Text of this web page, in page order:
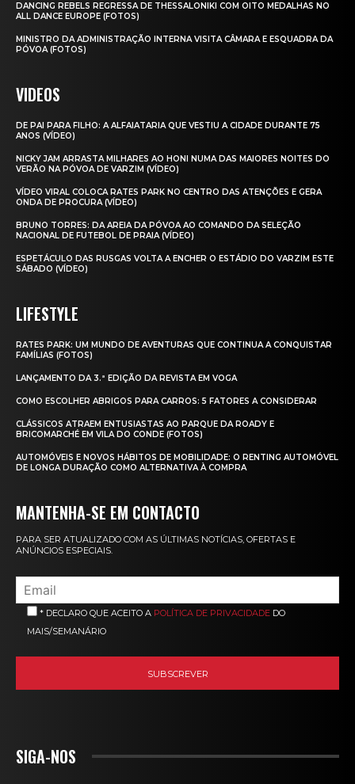
DANCING REBELS REGRESSA DE THESSALONIKI COM OITO MEDALHAS NO
ALL DANCE EUROPE (FOTOS)
MINISTRO DA ADMINISTRAÇÃO INTERNA VISITA CÂMARA E ESQUADRA DA
PÓVOA (FOTOS)
VIDEOS
DE PAI PARA FILHO: A ALFAIATARIA QUE VESTIU A CIDADE DURANTE 75
ANOS (VÍDEO)
NICKY JAM ARRASTA MILHARES AO HONI NUMA DAS MAIORES NOITES DO
VERÃO NA PÓVOA DE VARZIM (VÍDEO)
VÍDEO VIRAL COLOCA RATES PARK NO CENTRO DAS ATENÇÕES E GERA
ONDA DE PROCURA (VÍDEO)
BRUNO TORRES: DA AREIA DA PÓVOA AO COMANDO DA SELEÇÃO
NACIONAL DE FUTEBOL DE PRAIA (VÍDEO)
ESPETÁCULO DAS RUSGAS VOLTA A ENCHER O ESTÁDIO DO VARZIM ESTE
SÁBADO (VÍDEO)
LIFESTYLE
RATES PARK: UM MUNDO DE AVENTURAS QUE CONTINUA A CONQUISTAR
FAMÍLIAS (FOTOS)
LANÇAMENTO DA 3.ª EDIÇÃO DA REVISTA EM VOGA
COMO ESCOLHER ABRIGOS PARA CARROS: 5 FATORES A CONSIDERAR
CLÁSSICOS ATRAEM ENTUSIASTAS AO PARQUE DA ROADY E
BRICOMARCHÉ EM VILA DO CONDE (FOTOS)
AUTOMÓVEIS E NOVOS HÁBITOS DE MOBILIDADE: O RENTING AUTOMÓVEL
DE LONGA DURAÇÃO COMO ALTERNATIVA À COMPRA
MANTENHA-SE EM CONTACTO
PARA SER ATUALIZADO COM AS ÚLTIMAS NOTÍCIAS, OFERTAS E
ANÚNCIOS ESPECIAIS.
* DECLARO QUE ACEITO A POLÍTICA DE PRIVACIDADE DO
MAIS/SEMANÁRIO
SIGA-NOS